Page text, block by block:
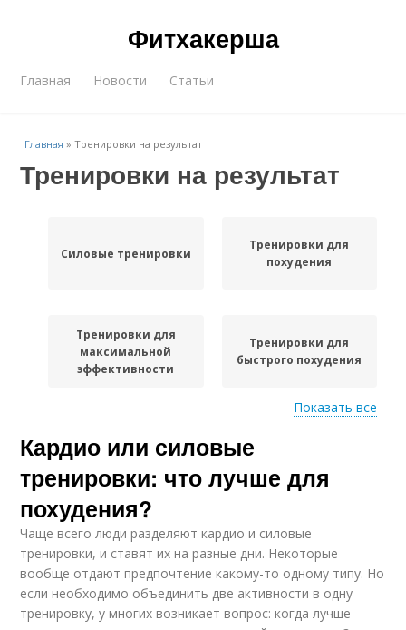
Фитхакерша
Главная Новости Статьи
Главная »Тренировки на результат
Тренировки на результат
Силовые тренировки
Тренировки для
похудения
Тренировки для
максимальной
эффективности
Тренировки для
быстрого похудения
Тренировки при
увеличении
Силовая тренировка
Тренировка для
похудения
Показать все
Кардио или силовые
тренировки: что лучше для
похудения?
Чаще всего люди разделяют кардио и силовые
тренировки, и ставят их на разные дни. Некоторые
вообще отдают предпочтение какому-то одному типу. Но
если необходимо объединить две активности в одну
тренировку, у многих возникает вопрос: когда лучше